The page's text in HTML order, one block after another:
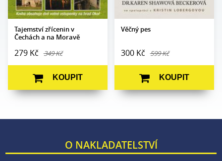
Tajemství zřícenin v
Čechách a na Moravě
279 Kč 349 Kč
KOUPIT
Věčný pes
300 Kč 599 Kč
KOUPIT
O NAKLADATELSTVÍ